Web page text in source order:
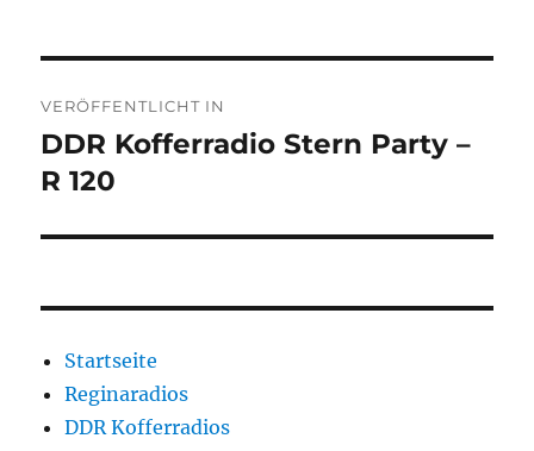
VERÖFFENTLICHT IN
DDR Kofferradio Stern Party –
R 120
Startseite
Reginaradios
DDR Kofferradios